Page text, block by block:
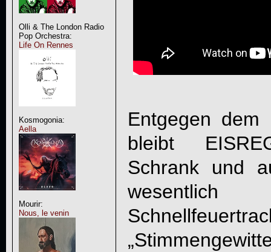
Olli & The London Radio
Pop Orchestra:
Life On Rennes
Kosmogonia:
Aella
Mourir:
Nous, le venin
Entgegen dem
bleibt
Schrank und